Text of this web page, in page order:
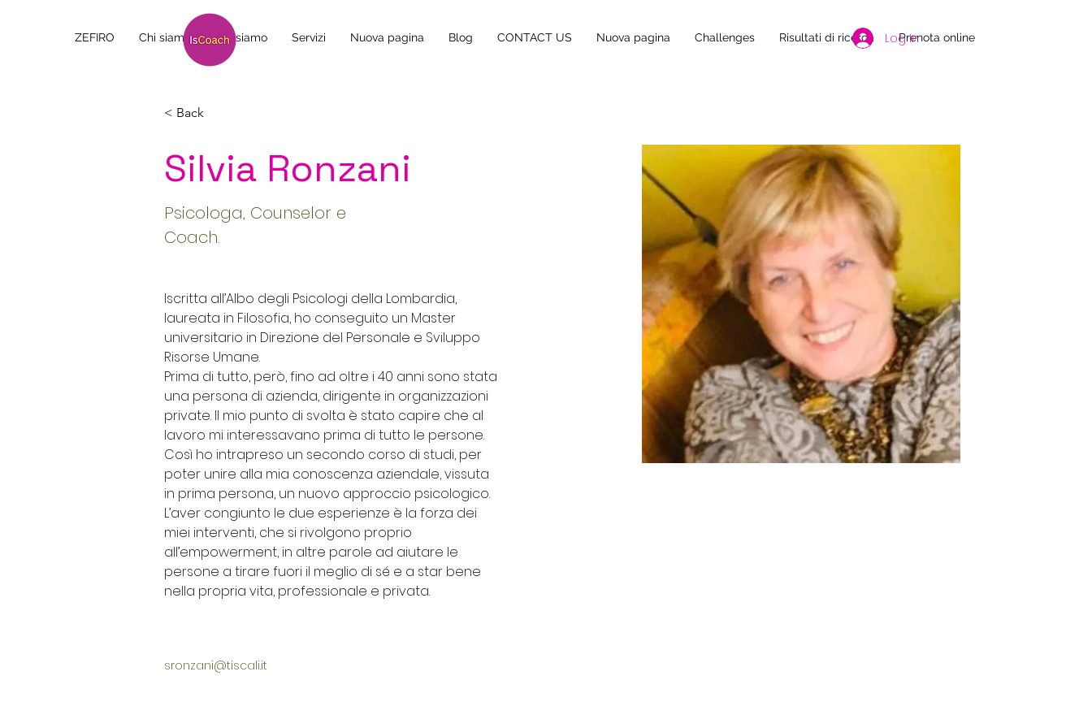
ZEFIRO Chi siamo Chi siamo Servizi Nuova pagina Blog CONTACT US Nuova pagina Challenges Risultati di ricerca Prenota online
Log In
< Back
Silvia Ronzani
Psicologa, Counselor e
Coach.
Iscritta all’Albo degli Psicologi della Lombardia,
laureata in Filosofia, ho conseguito un Master
universitario in Direzione del Personale e Sviluppo
Risorse Umane.
Prima di tutto, però, fino ad oltre i 40 anni sono stata
una persona di azienda, dirigente in organizzazioni
private. Il mio punto di svolta è stato capire che al
lavoro mi interessavano prima di tutto le persone.
Così ho intrapreso un secondo corso di studi, per
poter unire alla mia conoscenza aziendale, vissuta
in prima persona, un nuovo approccio psicologico.
L’aver congiunto le due esperienze è la forza dei
miei interventi, che si rivolgono proprio
all’empowerment, in altre parole ad aiutare le
persone a tirare fuori il meglio di sé e a star bene
nella propria vita, professionale e privata.
sronzani@tiscali.it